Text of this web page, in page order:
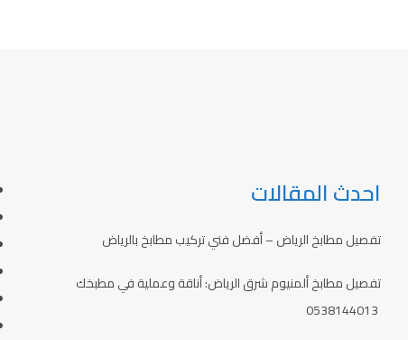
احدث المقالات
تفصيل مطابخ الرياض – أفضل فني تركيب مطابخ بالرياض
تفصيل مطابخ ألمنيوم شرق الرياض: أناقة وعملية في مطبخك